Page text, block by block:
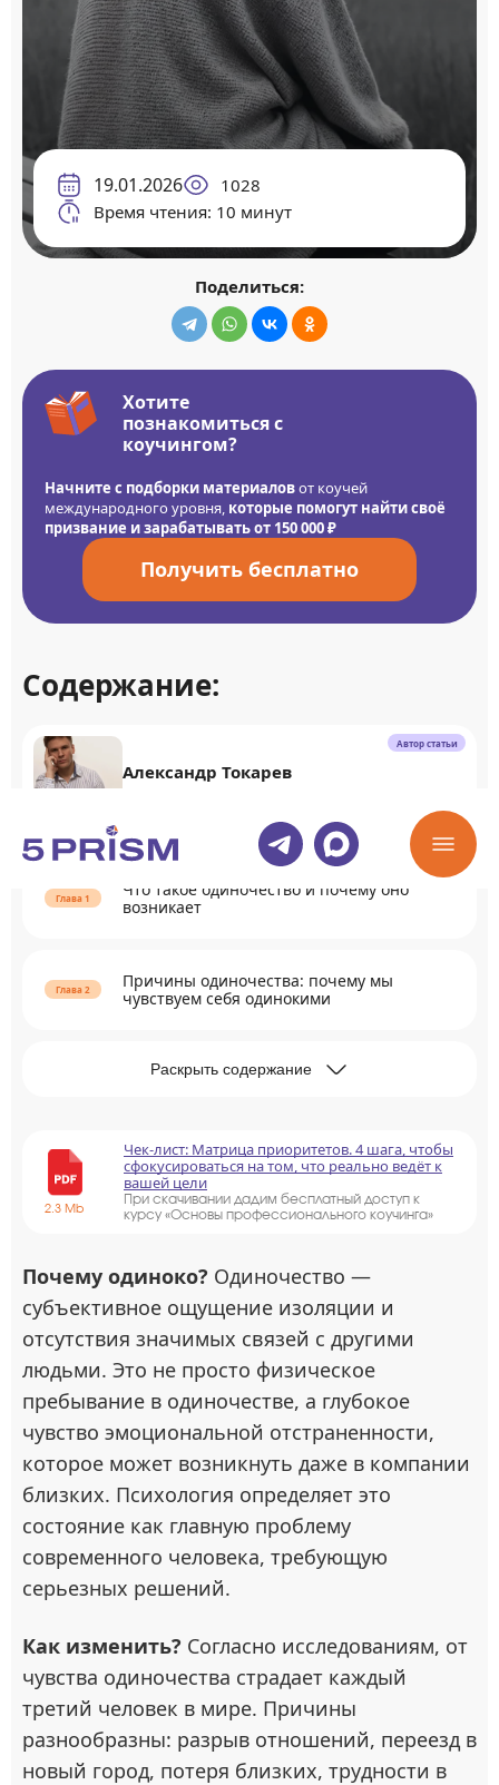
19.01.2026
1028
Время чтения: 10 минут
Поделиться:
Хотите
познакомиться с
коучингом?
Начните с подборки материаловот коучей
международного уровня, которые помогут найти своё
призвание и зарабатывать от 150 000 ₽
Получить бесплатно
Содержание:
Автор статьи
Александр Токарев
Что такое одиночество и почему оно
возникает
Причины одиночества: почему мы
чувствуем себя одинокими
Раскрыть содержание
2.3 Mb
Чек-лист: Матрица приоритетов. 4 шага, чтобы
сфокусироваться на том, что реально ведёт к
вашей цели
При скачивании дадим бесплатный доступ к
курсу «Основы профессионального коучинга»
Почему одиноко? Одиночество —
субъективное ощущение изоляции и
отсутствия значимых связей с другими
людьми. Это не просто физическое
пребывание в одиночестве, а глубокое
чувство эмоциональной отстраненности,
которое может возникнуть даже в компании
близких. Психология определяет это
состояние как главную проблему
современного человека, требующую
серьезных решений.
Как изменить? Согласно исследованиям, от
чувства одиночества страдает каждый
третий человек в мире. Причины
разнообразны: разрыв отношений, переезд в
новый город, потеря близких, трудности в